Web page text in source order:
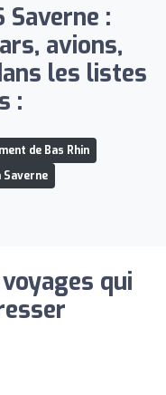
Saverne :
avions,
les listes
:
de Bas Rhin
Saverne
qui